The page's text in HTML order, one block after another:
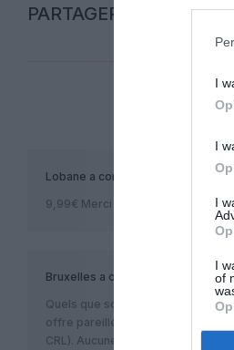
I
I
I
I
of
PARTAGER L'ARTICLE
Lobane a commenté :
9,99€ Merci RYR
Bruxelles a commenté :
Quels que soient les arguments
offre pareille en “point to point”
CRL). Aucune autre compagnie